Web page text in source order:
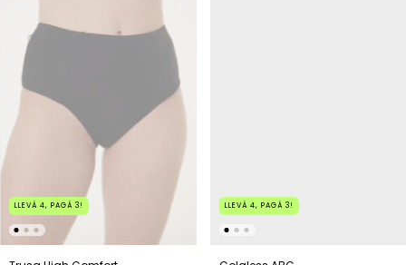
LLEVÁ 4, PAGÁ 3! LLEVÁ 4, PAGÁ 3!